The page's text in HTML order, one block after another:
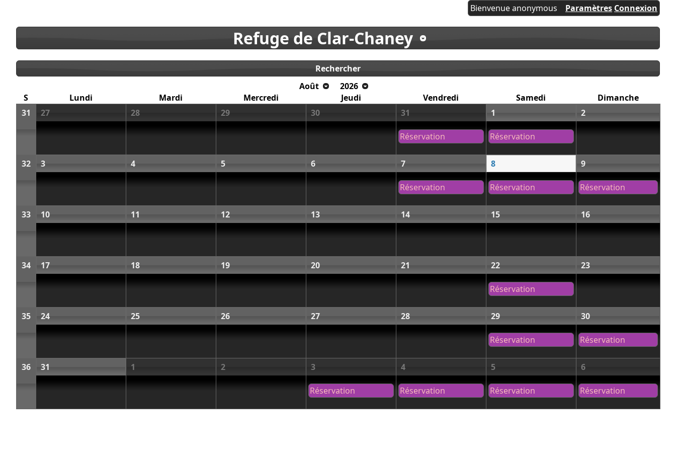
Bienvenue anonymous Paramètres Connexion
Refuge de Clar-Chaney
Rechercher
Août
2026
S
Lundi Mardi Mercredi Jeudi Vendredi Samedi
Dimanche
31
27 28 29 30 31
Réservation
1
Réservation
2
32 3 4 5 6 7
Réservation
8
Réservation
9
Réservation
33 10 11 12 13 14 15 16
34 17 18 19 20 21 22
Réservation
23
35 24 25 26 27 28 29
Réservation
30
Réservation
36 31 1 2 3
Réservation
4
Réservation
5
Réservation
6
Réservation